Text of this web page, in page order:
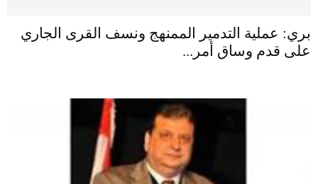
بري: عملية التدمير الممنهج ونسف القرى الجاري
على قدم وساق أمر...